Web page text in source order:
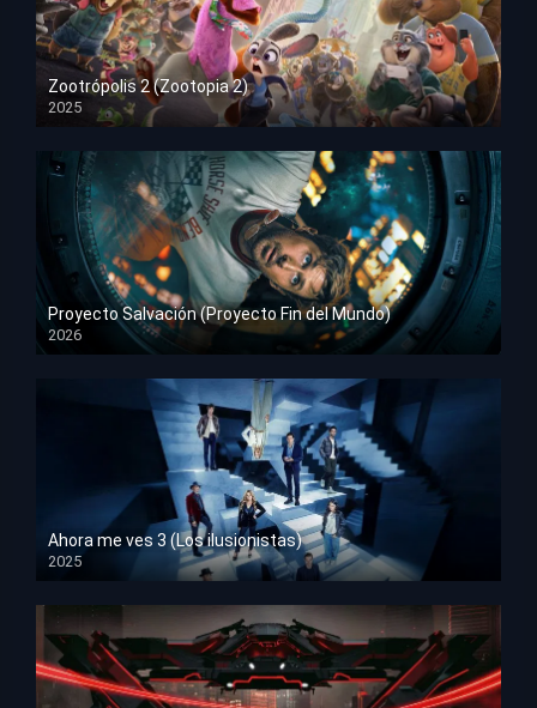
Zootrópolis 2 (Zootopia 2)
2025
HD 1080p
Proyecto Salvación (Proyecto Fin del Mundo)
2026
HD 1080p
Ahora me ves 3 (Los ilusionistas)
2025
HD 1080p